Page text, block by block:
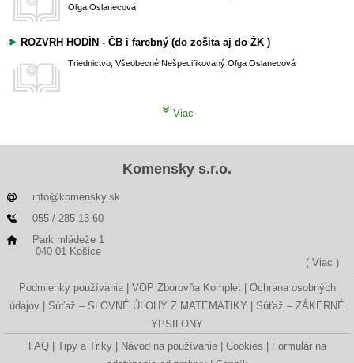
Oľga Oslanecová
ROZVRH HODÍN - ČB i farebný (do zošita aj do ŽK )
Triednictvo, Všeobecné Nešpecifikovaný Oľga Oslanecová
Viac
Komensky s.r.o.
info@komensky.sk
055 / 285 13 60
Park mládeže 1
040 01 Košice
( Viac )
Podmienky používania VOP Zborovňa Komplet
Ochrana osobných
údajov
Súťaž – SLOVNÉ ÚLOHY Z MATEMATIKY
Súťaž – ZÁKERNÉ
YPSILONY
FAQ
Tipy a Triky Návod na používanie Cookies
Formulár na